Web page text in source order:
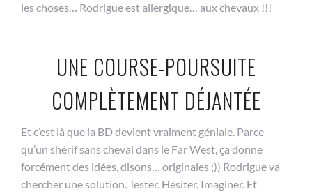
les choses… Rodrigue est allergique… aux chevaux !!!
UNE COURSE-POURSUITE
COMPLÈTEMENT DÉJANTÉE
Et c’est là que la BD devient vraiment géniale. Parce
qu’un shérif sans cheval dans le Far West, ça donne
forcément des idées, disons… originales ;)) Rodrigue va
chercher une solution. Tester. Hésiter. Imaginer. Et